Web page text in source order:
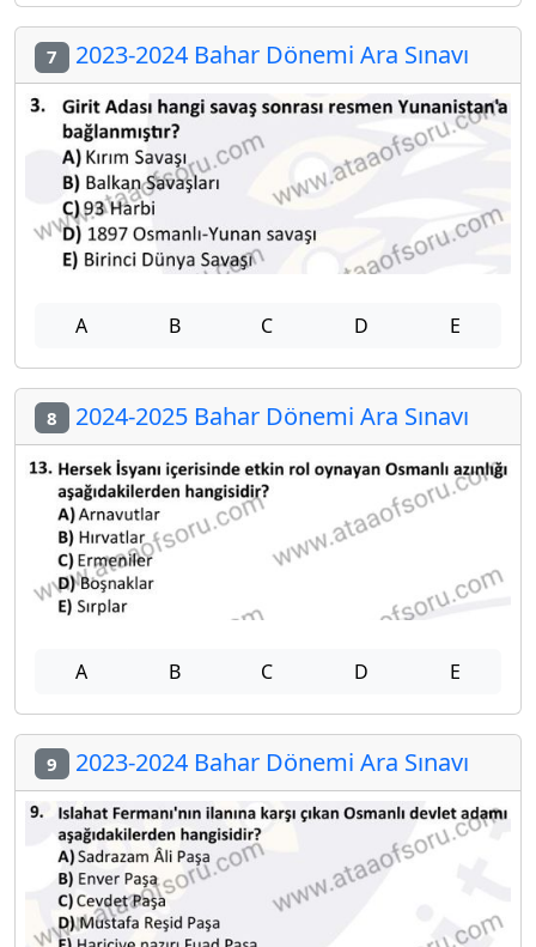
7 2023-2024 Bahar Dönemi Ara Sınavı
A B C D E
8 2024-2025 Bahar Dönemi Ara Sınavı
A B C D E
9 2023-2024 Bahar Dönemi Ara Sınavı